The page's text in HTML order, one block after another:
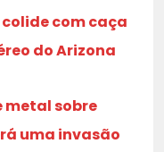
com caça
do Arizona
metal sobre
uma invasão